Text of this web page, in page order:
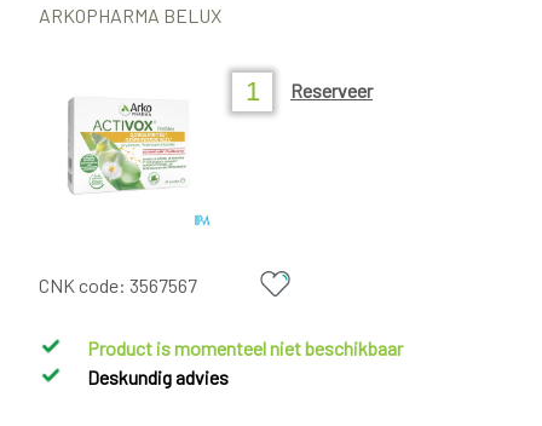
ARKOPHARMA BELUX
Reserveer
CNK code: 3567567
Product is momenteel niet beschikbaar
Deskundig advies